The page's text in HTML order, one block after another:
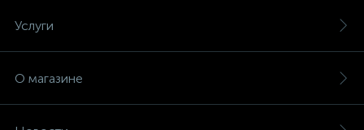
Услуги
О магазине